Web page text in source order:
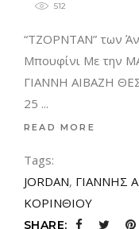
512
“ΤΖΟΡΝΤΑΝ” των
Μπουφίνι Με την
ΓΙΑΝΝΗ ΑΙΒΑΖΗ
25
READ MORE
Tags:
JORDAN, ΓΙΑΝΝΗΣ
ΚΟΡΙΝΘΙΟΥ
SHARE: